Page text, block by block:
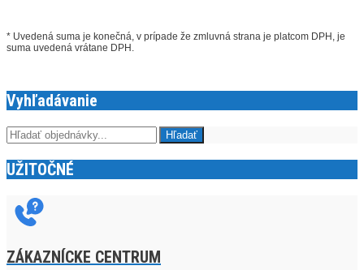
* Uvedená suma je konečná, v prípade že zmluvná strana je platcom DPH, je
suma uvedená vrátane DPH.
Vyhľadávanie
UŽITOČNÉ
ZÁKAZNÍCKE CENTRUM